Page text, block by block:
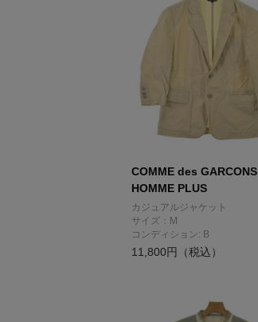
COMME des GARCONS
HOMME PLUS
カジュアルジャケット
サイズ：M
コンディション: B
11,800円（税込）